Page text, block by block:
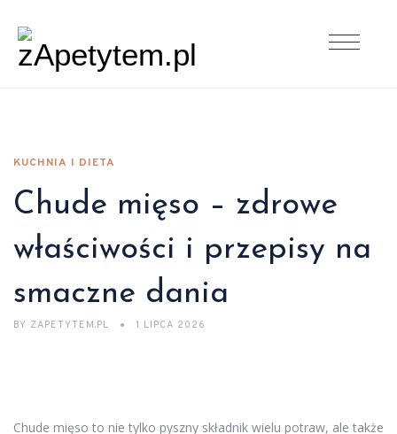
KUCHNIA I DIETA
Chude mięso – zdrowe
właściwości i przepisy na
smaczne dania
BY ZAPETYTEM.PL 1 LIPCA 2026
Chude mięso to nie tylko pyszny składnik wielu potraw, ale także